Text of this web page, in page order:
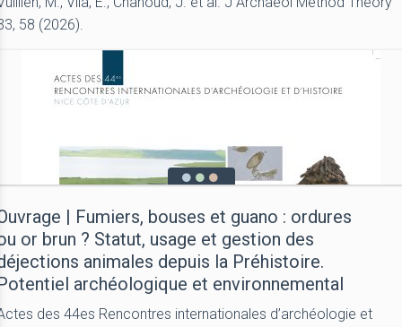
58 (2026).
| Fumiers, bouses et guano : ordures
or brun ? Statut, usage et gestion des
animales depuis la Préhistoire.
archéologique et environnemental
des 44es Rencontres internationales d’archéologie et